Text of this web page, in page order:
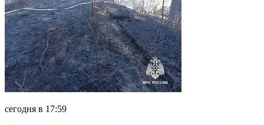
сегодня в 17:59